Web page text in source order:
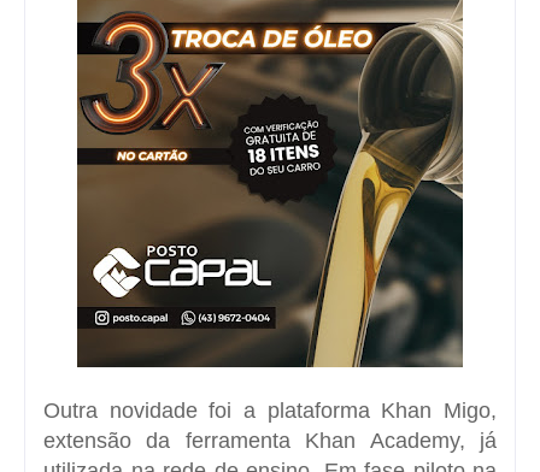
Outra novidade foi a plataforma Khan Migo,
extensão da ferramenta Khan Academy, já